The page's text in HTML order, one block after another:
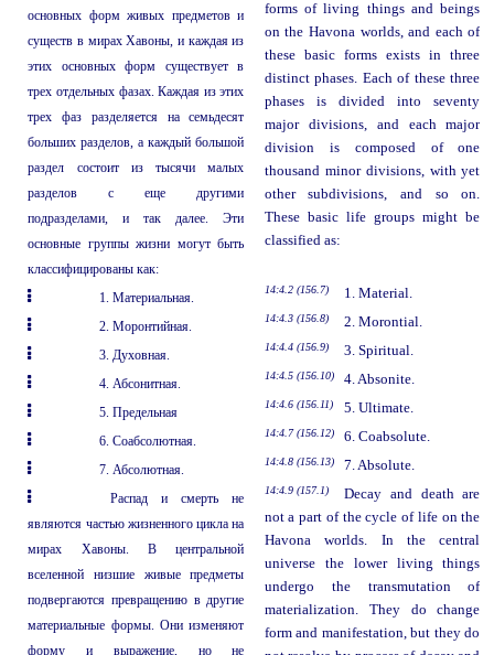
основных форм живых предметов и
существ в мирах Хавоны, и каждая из
этих основных форм существует в
трех отдельных фазах. Каждая из этих
трех фаз разделяется на семьдесят
больших разделов, а каждый большой
раздел состоит из тысячи малых
разделов с еще другими
подразделами, и так далее. Эти
основные группы жизни могут быть
классифицированы как:
forms of living things and beings
on the Havona worlds, and each of
these basic forms exists in three
distinct phases. Each of these three
phases is divided into seventy
major divisions, and each major
division is composed of one
thousand minor divisions, with yet
other subdivisions, and so on.
These basic life groups might be
classified as:
1. Материальная.
14:4.2 (156.7) 1. Material.
2. Моронтийная.
14:4.3 (156.8) 2. Morontial.
3. Духовная.
14:4.4 (156.9) 3. Spiritual.
4. Абсонитная.
14:4.5 (156.10) 4. Absonite.
5. Предельная
14:4.6 (156.11) 5. Ultimate.
6. Соабсолютная.
14:4.7 (156.12) 6. Coabsolute.
7. Абсолютная.
14:4.8 (156.13) 7. Absolute.
Распад и смерть не
являются частью жизненного цикла на
мирах Хавоны. В центральной
вселенной низшие живые предметы
подвергаются превращению в другие
материальные формы. Они изменяют
форму и выражение, но не
14:4.9 (157.1)
Decay and death are
not a part of the cycle of life on the
Havona worlds. In the central
universe the lower living things
undergo the transmutation of
materialization. They do change
form and manifestation, but they do